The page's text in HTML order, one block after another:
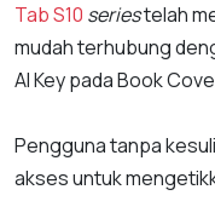
Tab S10 seriestelah
mudah terhubung
AI Key pada Book
Pengguna tanpa
akses untuk